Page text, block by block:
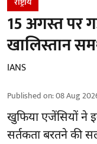
15 अगस्त पर
खालिस्तान
IANS
Published on:08 Aug
खुफिया एजेंसियों ने
सर्तकता बरतने की